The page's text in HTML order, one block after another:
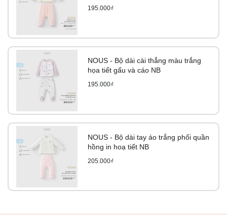
195.000₫
NOUS - Bộ dài cài thẳng màu trắng
họa tiết gấu và cáo NB
195.000₫
NOUS - Bộ dài tay áo trắng phối quần
hồng in hoạ tiết NB
205.000₫